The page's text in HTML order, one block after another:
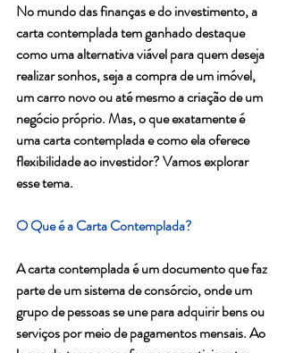
No mundo das finanças e do investimento, a
carta contemplada tem ganhado destaque
como uma alternativa viável para quem deseja
realizar sonhos, seja a compra de um imóvel,
um carro novo ou até mesmo a criação de um
negócio próprio. Mas, o que exatamente é
uma carta contemplada e como ela oferece
flexibilidade ao investidor? Vamos explorar
esse tema.
O Que é a Carta Contemplada?
A carta contemplada é um documento que faz
parte de um sistema de consórcio, onde um
grupo de pessoas se une para adquirir bens ou
serviços por meio de pagamentos mensais. Ao